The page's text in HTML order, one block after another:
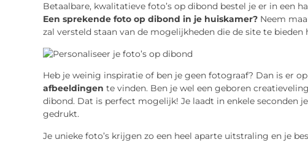
Betaalbare, kwalitatieve foto’s op dibond bestel je er in een
Een sprekende foto op dibond in je huiskamer?Neem
zal versteld staan van de mogelijkheden die de site te bieden
Heb je weinig inspiratie of ben je geen fotograaf? Dan is er
afbeeldingen te vinden. Ben je wel een geboren
dibond. Dat is perfect mogelijk! Je laadt in enkele seconden
gedrukt.
Je unieke foto’s krijgen zo een heel aparte uitstraling en je